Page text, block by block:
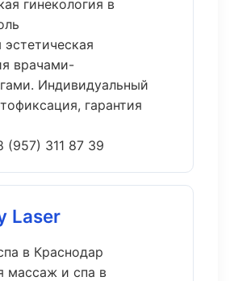
гинекология в
врачами-
Индивидуальный
гарантия
(957) 311 87 39
Laser
в Краснодар
массаж и спа в